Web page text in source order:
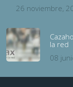
26 noviembre,
la red
08